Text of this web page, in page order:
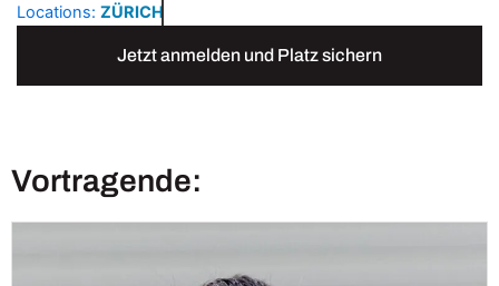
Locations: ZÜRICH
Jetzt anmelden und Platz sichern
Vortragende: